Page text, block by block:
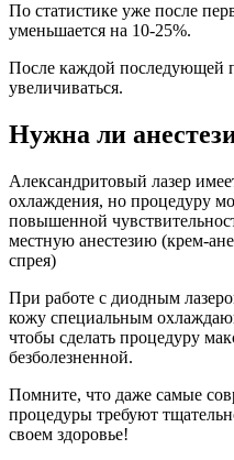
По статистике уже после
уменьшается на 10-25%.
После каждой последующей
увеличиваться.
Нужна ли
Александритовый лазер
охлаждения, но процедуру
повышенной
местную анестезию (крем-
спрея)
При работе с диодным
кожу специальным
чтобы сделать процедуру
безболезненной.
Помните, что даже самые
процедуры требуют
своем здоровье!